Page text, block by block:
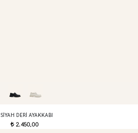
SIYAH DERI AYAKKABI
t 2.450,00